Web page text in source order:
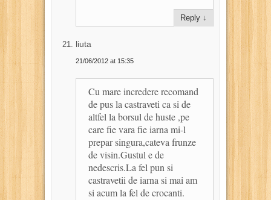
Reply ↓
liuta
21/06/2012 at 15:35
Cu mare incredere recomand
de pus la castraveti ca si de
altfel la borsul de huste ,pe
care fie vara fie iarna mi-l
prepar singura,cateva frunze
de visin.Gustul e de
nedescris.La fel pun si
castravetii de iarna si mai am
si acum la fel de crocanti.